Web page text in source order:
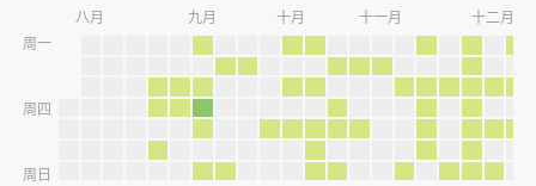
周一
周四
周日
八月 九月 十月 十一月 十二月